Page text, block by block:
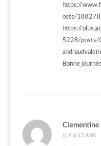
https://
osts/
https://
5228/posts/
Bonne
Clementine
IL Y A 13 ANS